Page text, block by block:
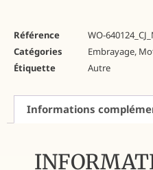
Référence
WO-
Catégories
Embrayage,
Étiquette
Autre
Informations